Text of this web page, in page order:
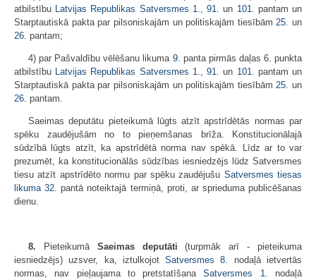
atbilstību Latvijas Republikas Satversmes 1.,91.un 101. pantam un
Starptautiskā pakta par pilsoniskajām un politiskajām tiesībām25. un
26. pantam;
4) par Pašvaldību vēlēšanu likuma 9. panta pirmās daļas 6. punkta
atbilstību Latvijas Republikas Satversmes 1.,91.un 101. pantam un
Starptautiskā pakta par pilsoniskajām un politiskajām tiesībām25. un
26. pantam.
Saeimas deputātu pieteikumā lūgts atzīt apstrīdētās normas par
spēku zaudējušām no to pieņemšanas brīža. Konstitucionālajā
sūdzībā lūgts atzīt, ka apstrīdētā norma nav spēkā. Līdz ar to var
prezumēt, ka konstitucionālās sūdzības iesniedzējs lūdz Satversmes
tiesu atzīt apstrīdēto normu par spēku zaudējušu Satversmes tiesas
likuma 32. pantā noteiktajā termiņā, proti, ar sprieduma publicēšanas
dienu.
8. Pieteikumā Saeimas deputāti (turpmāk arī - pieteikuma
iesniedzējs) uzsver, ka, iztulkojotSatversmes 8. nodaļā ietvertās
normas, nav pieļaujama to pretstatīšanaSatversmes 1. nodaļā